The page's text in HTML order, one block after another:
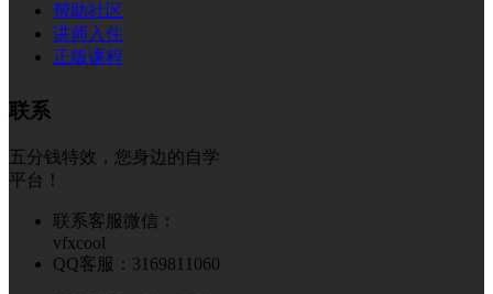
帮助社区
讲师入住
正版课程
联系
五分钱特效，您身边的自学
平台！
联系客服微信：
vfxcool
QQ客服：3169811060